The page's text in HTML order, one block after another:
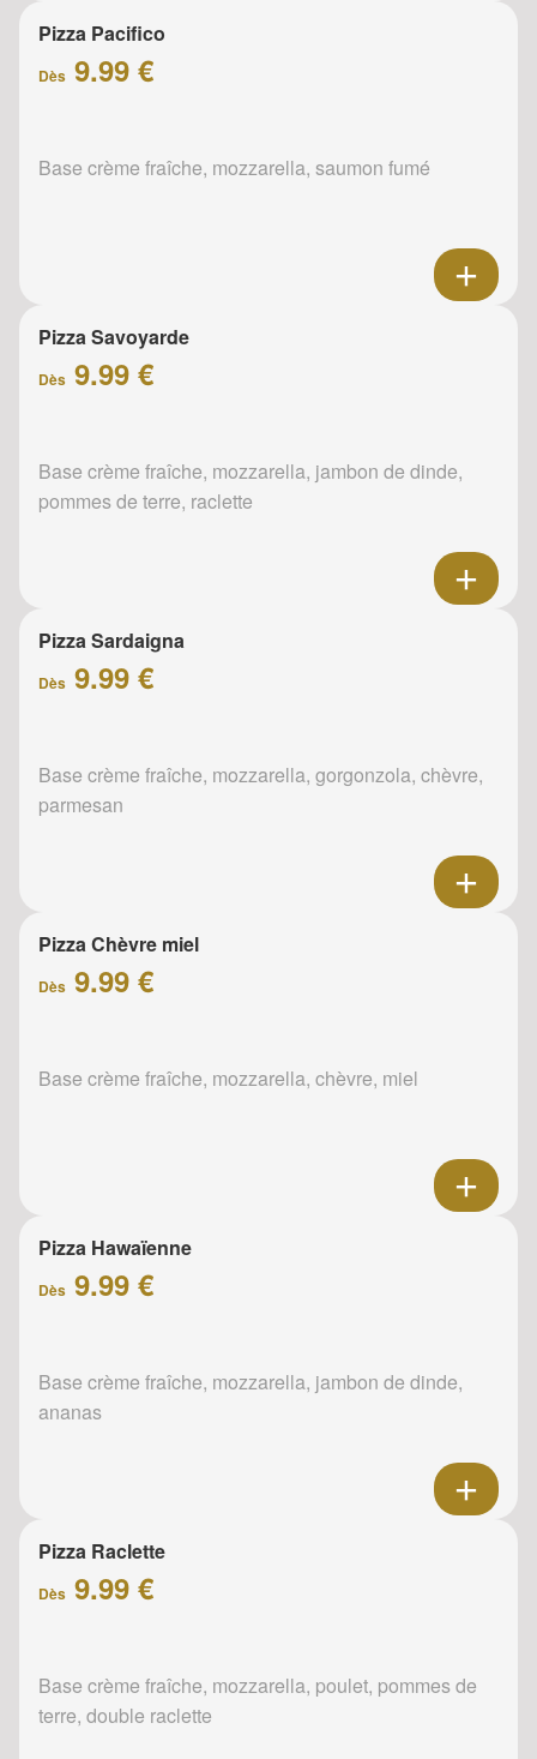
Pizza Pacifico
Dès 9.99 €
Base crème fraîche, mozzarella, saumon fumé
Pizza Savoyarde
Dès 9.99 €
Base crème fraîche, mozzarella, jambon de dinde,
pommes de terre, raclette
Pizza Sardaigna
Dès 9.99 €
Base crème fraîche, mozzarella, gorgonzola, chèvre,
parmesan
Pizza Chèvre miel
Dès 9.99 €
Base crème fraîche, mozzarella, chèvre, miel
Pizza Hawaïenne
Dès 9.99 €
Base crème fraîche, mozzarella, jambon de dinde,
ananas
Pizza Raclette
Dès 9.99 €
Base crème fraîche, mozzarella, poulet, pommes de
terre, double raclette